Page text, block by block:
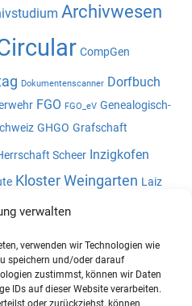
verwalten
verwenden wir Technologien wie
speichern und/oder darauf
zustimmst, können wir Daten
IDs auf dieser Website verarbeiten.
oder zurückziehst, können
Archivwesen
CompGen
Dokumentenscanner Dorfbuch
FGO FGO_eV Genealogisch-
GHGO Grafschaft
Scheer Inzigkofen
Kloster Weingarten Laiz
Namensliste
Ostschweiz Pault
Staatsarchiv Sigmaringen